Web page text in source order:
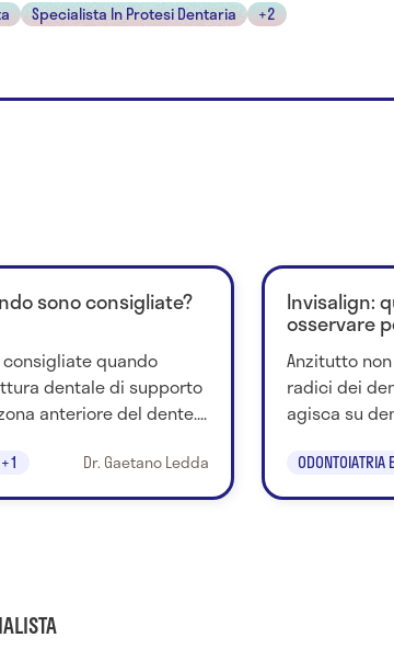
Specialista In Protesi Dentaria +2
sono consigliate?
quando
dentale di supporto
anteriore del dente....
+1 Dr. Gaetano Ledda
Invisalign:
osservare
Anzitutto
radici dei
agisca su
ODONTOIATRIA